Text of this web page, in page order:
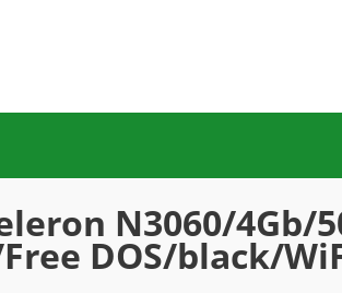
N3060/4Gb/
DOS/black/